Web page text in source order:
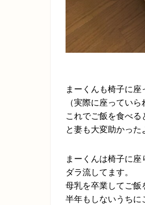
まーくんも椅子に
（実際に座っていら
これでご飯を食べる
と妻も大変助かった
まーくんは椅子に
ダラ流してます。
母乳を卒業してご飯
半年もしないうちに